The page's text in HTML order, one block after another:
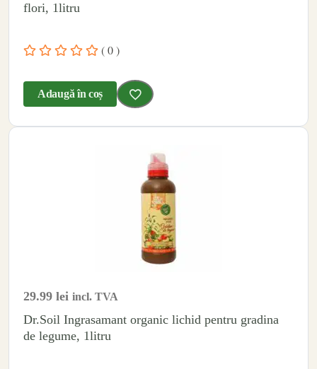
flori, 1litru
( 0 )
Adaugă în coș
29.99 lei incl. TVA
Dr.Soil Ingrasamant organic lichid pentru gradina
de legume, 1litru